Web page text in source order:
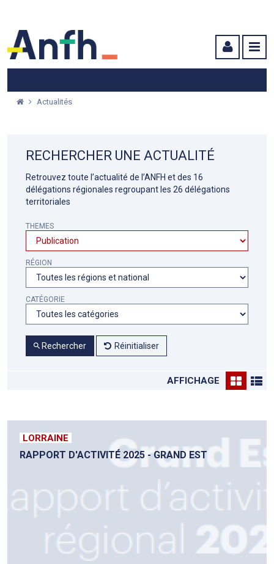
Actualités
RECHERCHER UNE ACTUALITÉ
Retrouvez toute l’actualité de l’ANFH et des 16
délégations régionales regroupant les 26 délégations
territoriales
THEMES
RÉGION
CATÉGORIE
Rechercher Réinitialiser
AFFICHAGE
LORRAINE
RAPPORT D'ACTIVITÉ 2025 - GRAND EST